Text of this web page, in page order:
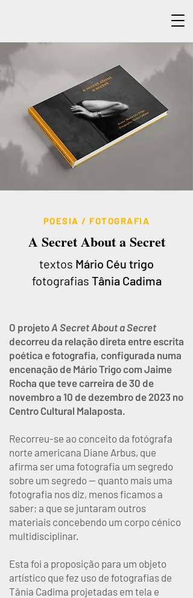
POESIA / FOTOGRAFIA
A Secret About a Secret
textos Mário Céu trigo
fotografias Tânia Cadima
O projetoA Secret About a Secret
decorreu da relação direta entre escrita
poética e fotografia, configurada numa
encenação de Mário Trigo com Jaime
Rocha que teve carreira de 30 de
novembro a 10 de dezembro de 2023 no
Centro Cultural Malaposta.
Recorreu-se ao conceito da fotógrafa
norte americana Diane Arbus, que
afirma ser uma fotografia um segredo
sobre um segredo — quanto mais uma
fotografia nos diz, menos ficamos a
saber; a que se juntaram outros
materiais concebendo um corpo cénico
multidisciplinar.
Esta foi a proposição para um objeto
artístico que fez uso de fotografias de
Tânia Cadima projetadas em tela e